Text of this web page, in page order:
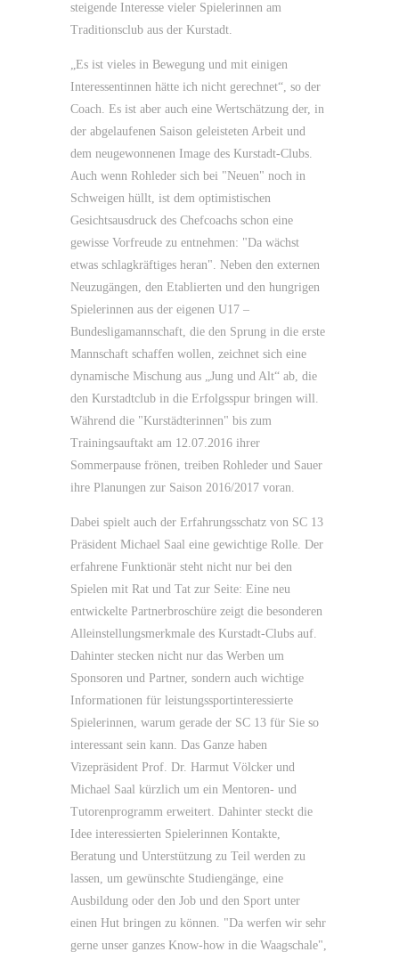
steigende Interesse vieler Spielerinnen am
Traditionsclub aus der Kurstadt.
„Es ist vieles in Bewegung und mit einigen
Interessentinnen hätte ich nicht gerechnet“, so der
Coach. Es ist aber auch eine Wertschätzung der, in
der abgelaufenen Saison geleisteten Arbeit und
dem neugewonnenen Image des Kurstadt-Clubs.
Auch wenn Rohleder sich bei "Neuen" noch in
Schweigen hüllt, ist dem optimistischen
Gesichtsausdruck des Chefcoachs schon eine
gewisse Vorfreude zu entnehmen: "Da wächst
etwas schlagkräftiges heran". Neben den externen
Neuzugängen, den Etablierten und den hungrigen
Spielerinnen aus der eigenen U17 –
Bundesligamannschaft, die den Sprung in die erste
Mannschaft schaffen wollen, zeichnet sich eine
dynamische Mischung aus „Jung und Alt“ ab, die
den Kurstadtclub in die Erfolgsspur bringen will.
Während die "Kurstädterinnen" bis zum
Trainingsauftakt am 12.07.2016 ihrer
Sommerpause frönen, treiben Rohleder und Sauer
ihre Planungen zur Saison 2016/2017 voran.
Dabei spielt auch der Erfahrungsschatz von SC 13
Präsident Michael Saal eine gewichtige Rolle. Der
erfahrene Funktionär steht nicht nur bei den
Spielen mit Rat und Tat zur Seite: Eine neu
entwickelte Partnerbroschüre zeigt die besonderen
Alleinstellungsmerkmale des Kurstadt-Clubs auf.
Dahinter stecken nicht nur das Werben um
Sponsoren und Partner, sondern auch wichtige
Informationen für leistungssportinteressierte
Spielerinnen, warum gerade der SC 13 für Sie so
interessant sein kann. Das Ganze haben
Vizepräsident Prof. Dr. Harmut Völcker und
Michael Saal kürzlich um ein Mentoren- und
Tutorenprogramm erweitert. Dahinter steckt die
Idee interessierten Spielerinnen Kontakte,
Beratung und Unterstützung zu Teil werden zu
lassen, um gewünschte Studiengänge, eine
Ausbildung oder den Job und den Sport unter
einen Hut bringen zu können. "Da werfen wir sehr
gerne unser ganzes Know-how in die Waagschale",